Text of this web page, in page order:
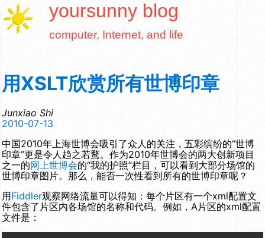
yoursunny blog
computer, Internet, and life
用XSLT欣赏所有世博印章
Junxiao Shi
2010-07-13
中国2010年上海世博会吸引了众人的关注，五彩缤纷的“世博
印章”更是令人趋之若鹜。作为2010年世博会的两大创新项目
之一的网上世博会的“我的护照”栏目，可以看到大部分场馆的
世博印章图片。那么，能否一次性看到所有的世博印章呢？
用Fiddler观察网络流量可以得知：每个片区有一个xml配置文
件包含了片区内各场馆的名称和代码。例如，A片区的xml配置
文件是：